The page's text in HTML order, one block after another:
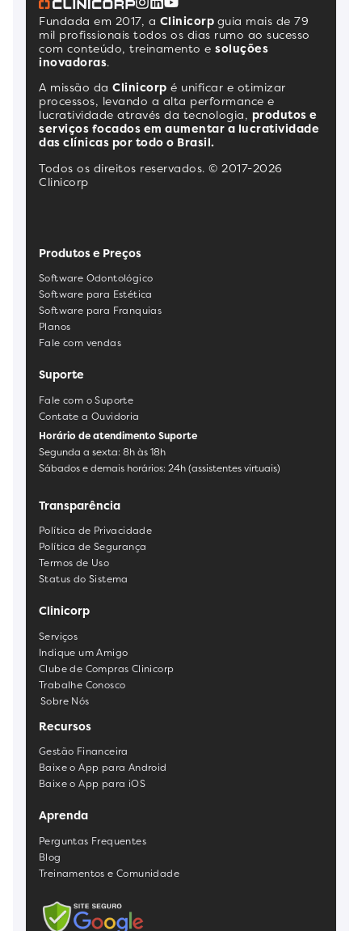
Fundada em 2017, a Clinicorp guia mais de 79
mil profissionais todos os dias rumo ao sucesso
com conteúdo, treinamento e soluções
inovadoras.
A missão da Clinicorp é unificar e otimizar
processos, levando a alta performance e
lucratividade através da tecnologia, produtos e
serviços focados em aumentar a lucratividade
das clínicas por todo o Brasil.
Todos os direitos reservados. © 2017-2026
Clinicorp
Produtos e Preços
Software Odontológico
Software para Estética
Software para Franquias
Planos
Fale com vendas
Suporte
Fale com o Suporte
Contate a Ouvidoria
Horário de atendimento Suporte
Segunda a sexta: 8h às 18h
Sábados e demais horários: 24h (assistentes virtuais)
Transparência
Política de Privacidade
Política de Segurança
Termos de Uso
Status do Sistema
Clinicorp
Serviços
Indique um Amigo
Clube de Compras Clinicorp
Trabalhe Conosco
Sobre Nós
Recursos
Gestão Financeira
Baixe o App para Android
Baixe o App para iOS
Aprenda
Perguntas Frequentes
Blog
Treinamentos e Comunidade